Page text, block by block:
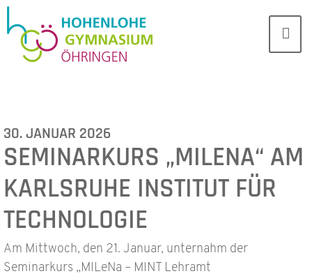
30. JANUAR 2026
SEMINARKURS „MILENA“ AM
KARLSRUHE INSTITUT FÜR
TECHNOLOGIE
Am Mittwoch, den 21. Januar, unternahm der
Seminarkurs „MILeNa – MINT Lehramt